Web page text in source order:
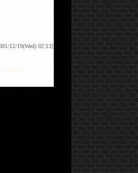
12/19(Wed) 02:13]
より抜粋]